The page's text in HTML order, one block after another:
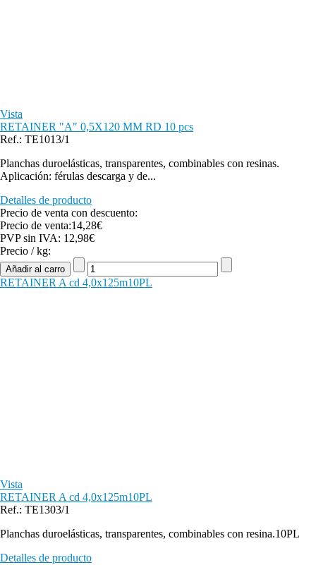
Vista
RETAINER "A" 0,5X120 MM RD 10 pcs
Ref.: TE1013/1
Planchas duroelásticas, transparentes, combinables con resinas.
Aplicación: férulas descarga y de...
Detalles de producto
Precio de venta con descuento:
Precio de venta:14,28€
PVP sin IVA: 12,98€
Precio / kg:
RETAINER A cd 4,0x125m10PL
Vista
RETAINER A cd 4,0x125m10PL
Ref.: TE1303/1
Planchas duroelásticas, transparentes, combinables con resina.10PL
Detalles de producto